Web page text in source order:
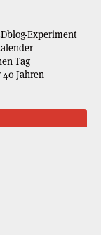
Experiment
Tag
Jahren